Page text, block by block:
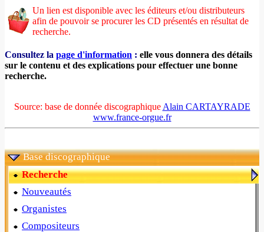
Un lien est disponible avec les éditeurs et/ou distributeurs
afin de pouvoir se procurer les CD présentés en résultat de
recherche.
Consultez la page d'information : elle vous donnera des détails
sur le contenu et des explications pour effectuer une bonne
recherche.
Source: base de donnée discographique Alain CARTAYRADE
www.france-orgue.fr
Base discographique
Recherche
Nouveautés
Organistes
Compositeurs